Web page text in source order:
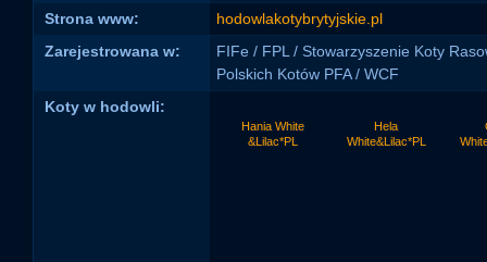
Strona www:
hodowlakotybrytyjskie.pl
Zarejestrowana w:
FIFe / FPL / Stowarzyszenie Koty
Polskich Kotów PFA / WCF
Koty w hodowli:
Hania White
&Lilac*PL
Hela
White&Lilac*PL